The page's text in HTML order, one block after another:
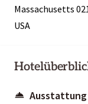
Massachusetts
USA
Ausstattung